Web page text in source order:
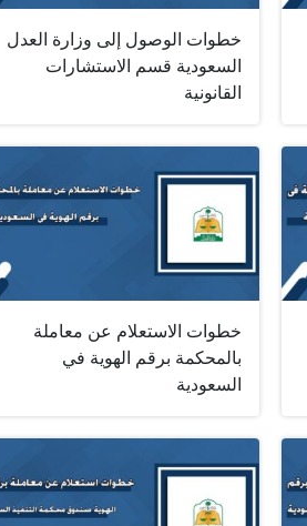
خطوات الوصول إلى وزارة العدل
السعودية قسم الاستشارات
القانونية
خطوات الاستعلام عن معاملة
بالمحكمة برقم الهوية في
السعودية